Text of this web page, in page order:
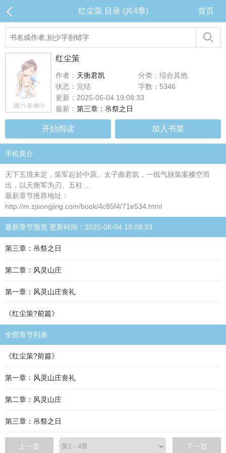
红尘策 目录 (共4章) 首页
红尘策
作者： 天衡君凯
分类：综合其他
状态：完结
字数：5346
更新：2025-06-04 19:08:33
最新： 第三章：吊祭之日
开始阅读 加入书架
手机简介
天下五境未定，策军起於中原。太子曲君凯，一纸气脉策案横空而
出，以天衡军为刃、五柱 ...
最新章节推荐地址：
http://m.zjsongjing.com/book/4c85f4/71e534.html
最新章节预览 更新时间：2025-06-04 19:08:33
第三章：吊祭之日
第二章：风灵山庄
第一章：风灵山庄丧礼
《红尘策?前篇》
全部章节列表
《红尘策?前篇》
第一章：风灵山庄丧礼
第二章：风灵山庄
第三章：吊祭之日
上一页 下一页